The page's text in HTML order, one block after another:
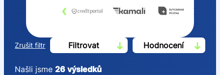
‹ ›
Zrušit filtr Filtrovat Hodnocení
Našli jsme26 výsledků